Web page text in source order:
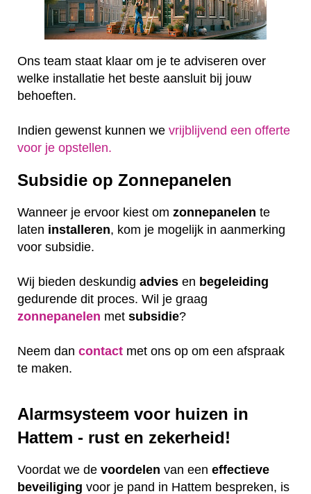
Ons team staat klaar om je te adviseren over
welke installatie het beste aansluit bij jouw
behoeften.
Indien gewenst kunnen we vrijblijvend een offerte
voor je opstellen.
Subsidie op Zonnepanelen
Wanneer je ervoor kiest om zonnepanelen te
laten installeren, kom je mogelijk in aanmerking
voor subsidie.
Wij bieden deskundig advies en begeleiding
gedurende dit proces. Wil je graag
zonnepanelen met subsidie?
Neem dan contact met ons op om een afspraak
te maken.
Alarmsysteem voor huizen in
Hattem - rust en zekerheid!
Voordat we de voordelen van een effectieve
beveiliging voor je pand in Hattem bespreken, is